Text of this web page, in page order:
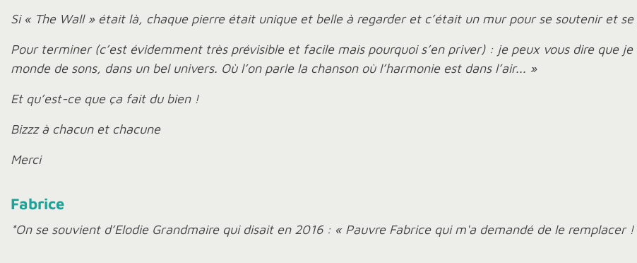
Si « The Wall » était là, chaque pierre était unique et belle à regarder et c’était un mur pour se soutenir et
Pour terminer (c’est évidemment très prévisible et facile mais pourquoi s’en priver) : je peux vous dire que
monde de sons, dans un bel univers. Où l’on parle la chanson où l’harmonie est dans l’air... »
Et qu’est-ce que ça fait du bien !
Bizzz à chacun et chacune
Merci
Fabrice
*On se souvient d’Elodie Grandmaire qui disait en 2016 : « Pauvre Fabrice qui m'a demandé de le remplacer